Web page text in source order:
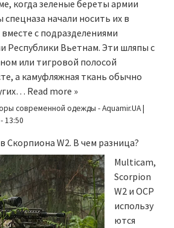
когда зеленые береты армии
начали носить их в
с подразделениями
Республики Вьетнам. Эти шляпы с
или тигровой полосой
а камуфляжная ткань обычно
Read more »
современной одежды - Aquamir.UA|
13:50
Скорпиона W2. В чем разница?
Multicam,
Scorpion
W2 и OCP
использу
ются